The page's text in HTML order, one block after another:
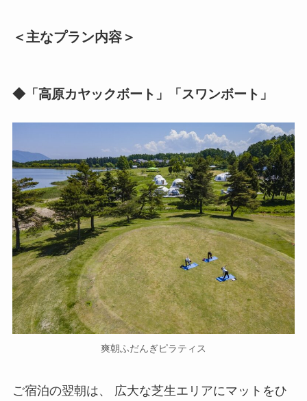
＜主なプラン内容＞
◆「高原カヤックボート」「スワンボート」
爽朝ふだんぎピラティス
ご宿泊の翌朝は、 広大な芝生エリアにマットをひ